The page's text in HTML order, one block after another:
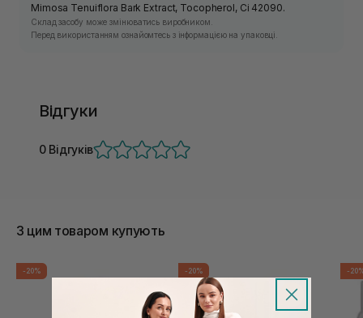
Mimosa Tenuiflora Bark Extract, Tocopherol, Ci 42090.
Склад засобу може змінюватись виробником.
Перед використанням ознайомтесь з інформацією на упаковці.
Відгуки
0 Відгуків
З цим товаром купують
-20% -20% -